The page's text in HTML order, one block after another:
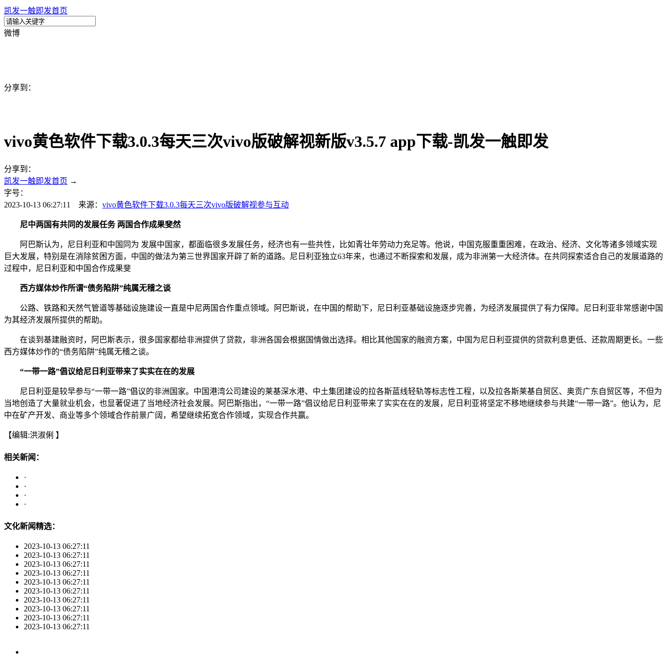
凯发一触即发首页
微博
分享到：
vivo黄色软件下载3.0.3每天三次vivo版破解视新版v3.5.7 app下载-凯发一触即发
分享到：
凯发一触即发首页 →
字号：
2023-10-13 06:27:11 来源： vivo黄色软件下载3.0.3每天三次vivo版破解视参与互动
尼中两国有共同的发展任务 两国合作成果斐然
阿巴斯认为，尼日利亚和中国同为 发展中国家，都面临很多发展任务，经济也有一些共性，比如青壮年劳动力充足等。他说，中国克服重重困难，在政治、经济、文化等诸多领域实现
巨大发展，特别是在消除贫困方面，中国的做法为第三世界国家开辟了新的道路。尼日利亚独立63年来，也通过不断探索和发展，成为非洲第一大经济体。在共同探索适合自己的发展道路的
过程中，尼日利亚和中国合作成果斐
西方媒体炒作所谓“债务陷阱”纯属无稽之谈
公路、铁路和天然气管道等基础设施建设一直是中尼两国合作重点领域。阿巴斯说，在中国的帮助下，尼日利亚基础设施逐步完善，为经济发展提供了有力保障。尼日利亚非常感谢中国
为其经济发展所提供的帮助。
在谈到基建融资时，阿巴斯表示，很多国家都给非洲提供了贷款，非洲各国会根据国情做出选择。相比其他国家的融资方案，中国为尼日利亚提供的贷款利息更低、还款周期更长。一些
西方媒体炒作的“债务陷阱”纯属无稽之谈。
“一带一路”倡议给尼日利亚带来了实实在在的发展
尼日利亚是较早参与“一带一路”倡议的非洲国家。中国港湾公司建设的莱基深水港、中土集团建设的拉各斯蓝线轻轨等标志性工程，以及拉各斯莱基自贸区、奥贡广东自贸区等，不但为
当地创造了大量就业机会，也显著促进了当地经济社会发展。阿巴斯指出，“一带一路”倡议给尼日利亚带来了实实在在的发展，尼日利亚将坚定不移地继续参与共建“一带一路”。他认为，尼
中在矿产开发、商业等多个领域合作前景广阔，希望继续拓宽合作领域，实现合作共赢。
【编辑:洪淑俐 】
相关新闻：
·
·
·
·
文化新闻精选：
2023-10-13 06:27:11
2023-10-13 06:27:11
2023-10-13 06:27:11
2023-10-13 06:27:11
2023-10-13 06:27:11
2023-10-13 06:27:11
2023-10-13 06:27:11
2023-10-13 06:27:11
2023-10-13 06:27:11
2023-10-13 06:27:11